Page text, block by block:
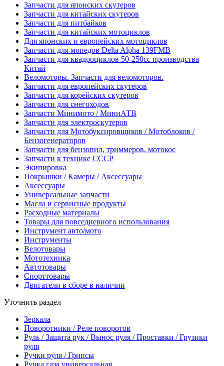
Запчасти для японских скутеров
Запчасти для китайских скутеров
Запчасти для питбайков
Запчасти для китайских мотоциклов
Для японских и европейских мотоциклов
Запчасти для мопедов Delta Alpha 139FMB
Запчасти для квадроциклов 50-250сс производства
Китай
Веломоторы. Запчасти для веломоторов.
Запчасти для европейских скутеров
Запчасти для корейских скутеров
Запчасти для снегоходов
Запчасти Минимото / МиниАТВ
Запчасти для электроскутеров
Запчасти для Мотобуксировщиков / Мотоблоков /
Бензогенераторов
Запчасти для бензопил, триммеров, мотокос
Запчасти к технике СССР
Экипировка
Покрышки / Камеры / Аксессуары
Аксессуары
Универсальные запчасти
Масла и сервисные продукты
Расходные материалы
Товары для повседневного использования
Инструмент авто/мото
Инструменты
Велотовары
Мототехника
Автотовары
Спорттовары
Двигатели в сборе в наличии
Уточнить раздел
Зеркала
Поворотники / Реле поворотов
Руль / Защита рук / Вынос руля / Проставки / Грузики
руля
Ручки руля / Грипсы
Ручка газа универсальная